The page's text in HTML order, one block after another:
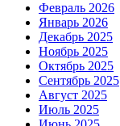
Февраль 2026
Январь 2026
Декабрь 2025
Ноябрь 2025
Октябрь 2025
Сентябрь 2025
Август 2025
Июль 2025